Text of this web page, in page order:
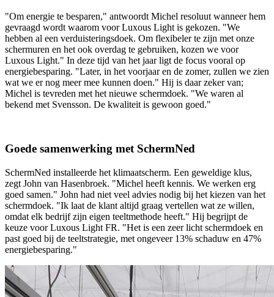
"Om energie te besparen," antwoordt Michel resoluut wanneer hem
gevraagd wordt waarom voor Luxous Light is gekozen. "We
hebben al een verduisteringsdoek. Om flexibeler te zijn met onze
schermuren en het ook overdag te gebruiken, kozen we voor
Luxous Light." In deze tijd van het jaar ligt de focus vooral op
energiebesparing. "Later, in het voorjaar en de zomer, zullen we zien
wat we er nog meer mee kunnen doen." Hij is daar zeker van;
Michel is tevreden met het nieuwe schermdoek. "We waren al
bekend met Svensson. De kwaliteit is gewoon goed."
Goede samenwerking met SchermNed
SchermNed installeerde het klimaatscherm. Een geweldige klus,
zegt John van Hasenbroek. "Michel heeft kennis. We werken erg
goed samen." John had niet veel advies nodig bij het kiezen van het
schermdoek. "Ik laat de klant altijd graag vertellen wat ze willen,
omdat elk bedrijf zijn eigen teeltmethode heeft." Hij begrijpt de
keuze voor Luxous Light FR. "Het is een zeer licht schermdoek en
past goed bij de teeltstrategie, met ongeveer 13% schaduw en 47%
energiebesparing."